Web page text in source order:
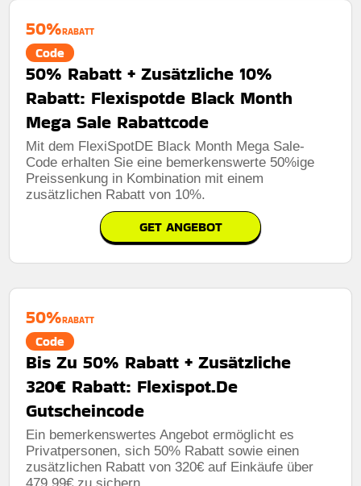
50%RABATT
Code
50% Rabatt + Zusätzliche 10%
Rabatt: Flexispotde Black Month
Mega Sale Rabattcode
Mit dem FlexiSpotDE Black Month Mega Sale-
Code erhalten Sie eine bemerkenswerte 50%ige
Preissenkung in Kombination mit einem
zusätzlichen Rabatt von 10%.
GET ANGEBOT
50%RABATT
Code
Bis Zu 50% Rabatt + Zusätzliche
320€ Rabatt: Flexispot.De
Gutscheincode
Ein bemerkenswertes Angebot ermöglicht es
Privatpersonen, sich 50% Rabatt sowie einen
zusätzlichen Rabatt von 320€ auf Einkäufe über
479,99€ zu sichern.